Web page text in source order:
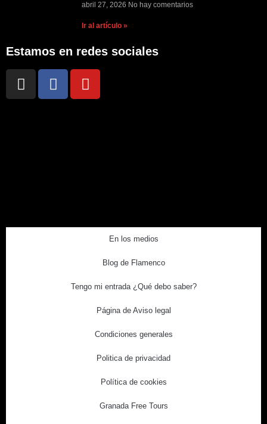
abril 27, 2026 No hay comentarios
Ir al artículo »
Estamos en redes sociales
En los medios
Blog de Flamenco
Tengo mi entrada ¿Qué debo saber?
Página de Aviso legal
Condiciones generales
Politica de privacidad
Política de cookies
Granada Free Tours